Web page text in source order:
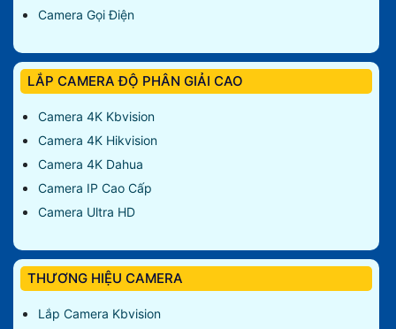
Camera Gọi Điện
LẮP CAMERA ĐỘ PHÂN GIẢI CAO
Camera 4K Kbvision
Camera 4K Hikvision
Camera 4K Dahua
Camera IP Cao Cấp
Camera Ultra HD
THƯƠNG HIỆU CAMERA
Lắp Camera Kbvision